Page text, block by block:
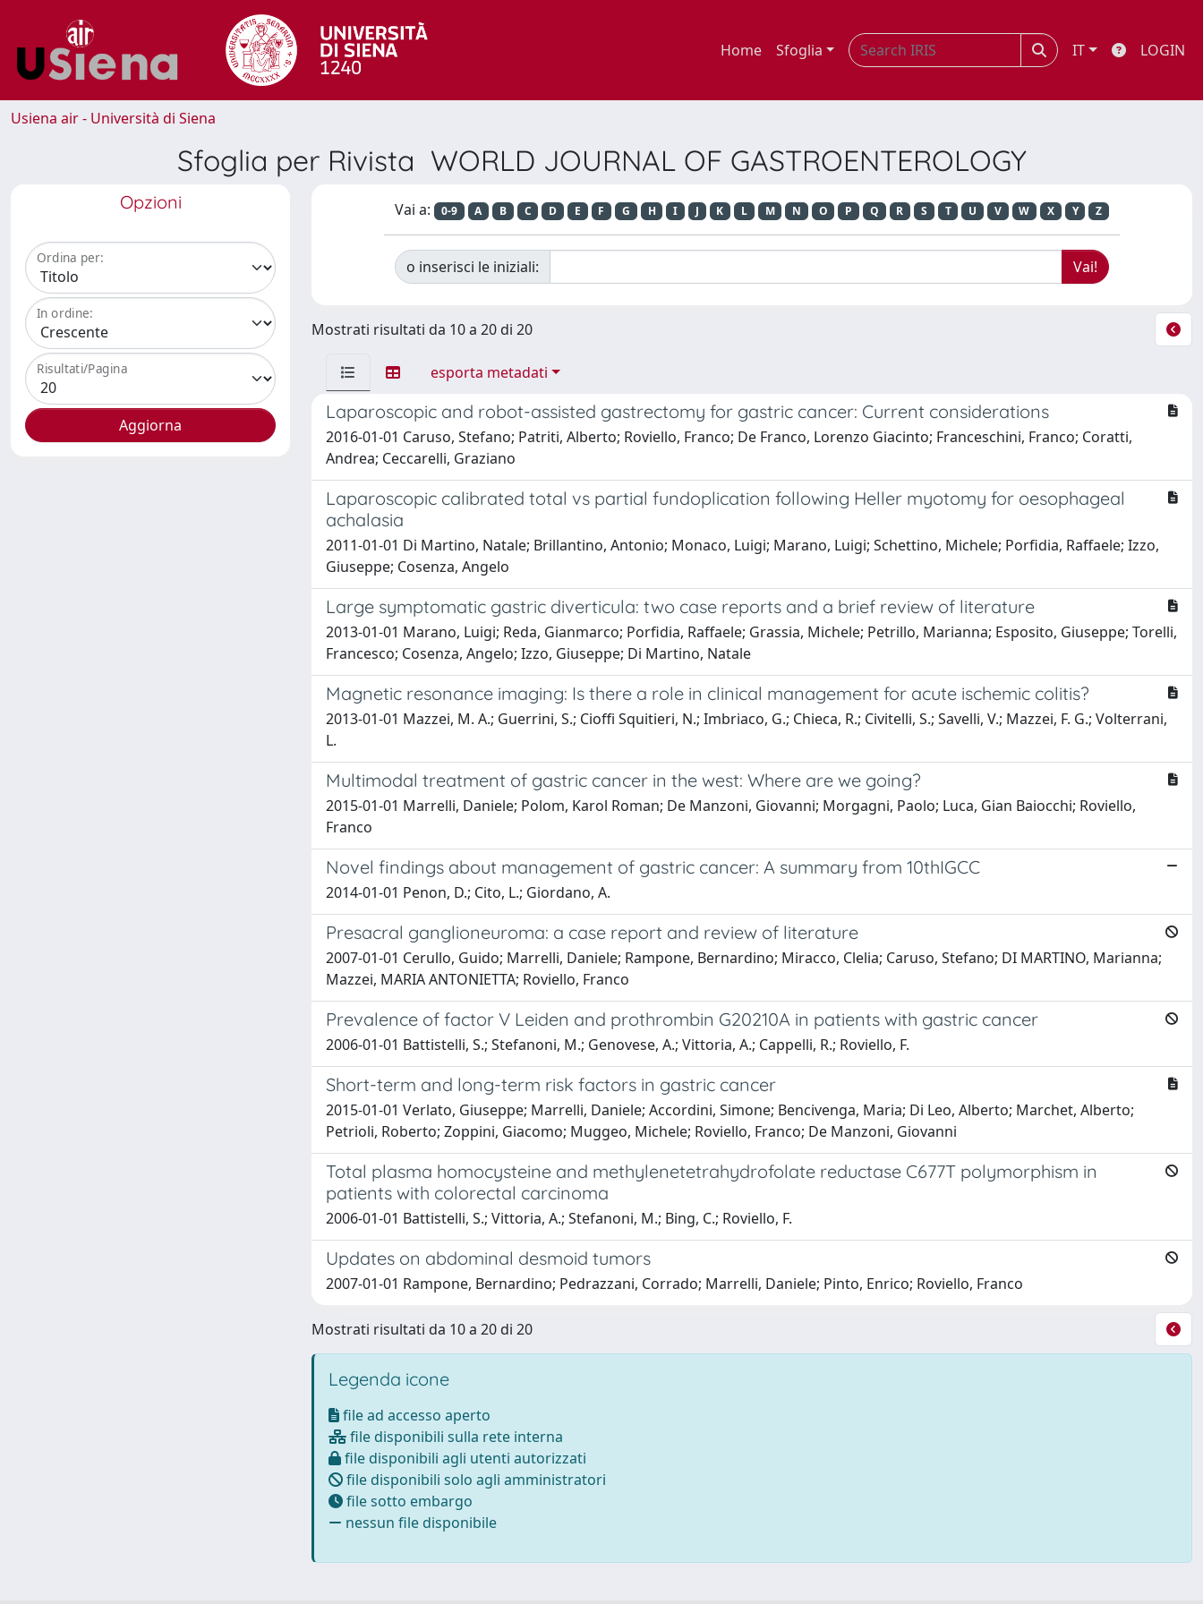
Home Sfoglia IT LOGIN
Usiena air - Università di Siena
Sfoglia per Rivista WORLD JOURNAL OF GASTROENTEROLOGY
Opzioni
Ordina per:
In ordine:
Risultati/Pagina
Vai a: 0-9 A B C D E F G H I J K L M N O P Q R S T U V W X Y Z
o inserisci le iniziali:
Mostrati risultati da 10 a 20 di 20
esporta metadati
Laparoscopic and robot-assisted gastrectomy for gastric cancer: Current considerations
2016-01-01 Caruso, Stefano; Patriti, Alberto; Roviello, Franco; De Franco, Lorenzo Giacinto; Franceschini, Franco; Coratti,
Andrea; Ceccarelli, Graziano
Laparoscopic calibrated total vs partial fundoplication following Heller myotomy for oesophageal
achalasia
2011-01-01 Di Martino, Natale; Brillantino, Antonio; Monaco, Luigi; Marano, Luigi; Schettino, Michele; Porfidia, Raffaele; Izzo,
Giuseppe; Cosenza, Angelo
Large symptomatic gastric diverticula: two case reports and a brief review of literature
2013-01-01 Marano, Luigi; Reda, Gianmarco; Porfidia, Raffaele; Grassia, Michele; Petrillo, Marianna; Esposito, Giuseppe; Torelli,
Francesco; Cosenza, Angelo; Izzo, Giuseppe; Di Martino, Natale
Magnetic resonance imaging: Is there a role in clinical management for acute ischemic colitis?
2013-01-01 Mazzei, M. A.; Guerrini, S.; Cioffi Squitieri, N.; Imbriaco, G.; Chieca, R.; Civitelli, S.; Savelli, V.; Mazzei, F. G.; Volterrani,
L.
Multimodal treatment of gastric cancer in the west: Where are we going?
2015-01-01 Marrelli, Daniele; Polom, Karol Roman; De Manzoni, Giovanni; Morgagni, Paolo; Luca, Gian Baiocchi; Roviello,
Franco
Novel findings about management of gastric cancer: A summary from 10thIGCC
2014-01-01 Penon, D.; Cito, L.; Giordano, A.
Presacral ganglioneuroma: a case report and review of literature
2007-01-01 Cerullo, Guido; Marrelli, Daniele; Rampone, Bernardino; Miracco, Clelia; Caruso, Stefano; DI MARTINO, Marianna;
Mazzei, MARIA ANTONIETTA; Roviello, Franco
Prevalence of factor V Leiden and prothrombin G20210A in patients with gastric cancer
2006-01-01 Battistelli, S.; Stefanoni, M.; Genovese, A.; Vittoria, A.; Cappelli, R.; Roviello, F.
Short-term and long-term risk factors in gastric cancer
2015-01-01 Verlato, Giuseppe; Marrelli, Daniele; Accordini, Simone; Bencivenga, Maria; Di Leo, Alberto; Marchet, Alberto;
Petrioli, Roberto; Zoppini, Giacomo; Muggeo, Michele; Roviello, Franco; De Manzoni, Giovanni
Total plasma homocysteine and methylenetetrahydrofolate reductase C677T polymorphism in
patients with colorectal carcinoma
2006-01-01 Battistelli, S.; Vittoria, A.; Stefanoni, M.; Bing, C.; Roviello, F.
Updates on abdominal desmoid tumors
2007-01-01 Rampone, Bernardino; Pedrazzani, Corrado; Marrelli, Daniele; Pinto, Enrico; Roviello, Franco
Mostrati risultati da 10 a 20 di 20
Legenda icone
file ad accesso aperto
file disponibili sulla rete interna
file disponibili agli utenti autorizzati
file disponibili solo agli amministratori
file sotto embargo
nessun file disponibile